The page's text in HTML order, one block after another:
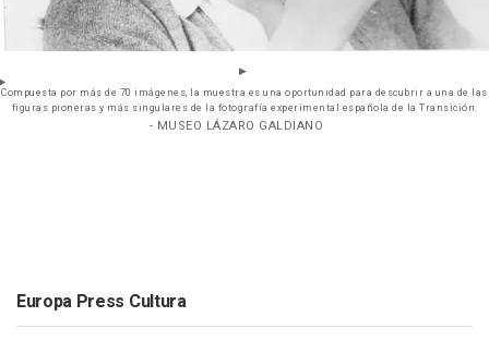
Compuesta por más de 70 imágenes, la muestra es una oportunidad para descubrir a una de las
figuras pioneras y más singulares de la fotografía experimental española de la Transición.
- MUSEO LÁZARO GALDIANO
Europa Press Cultura